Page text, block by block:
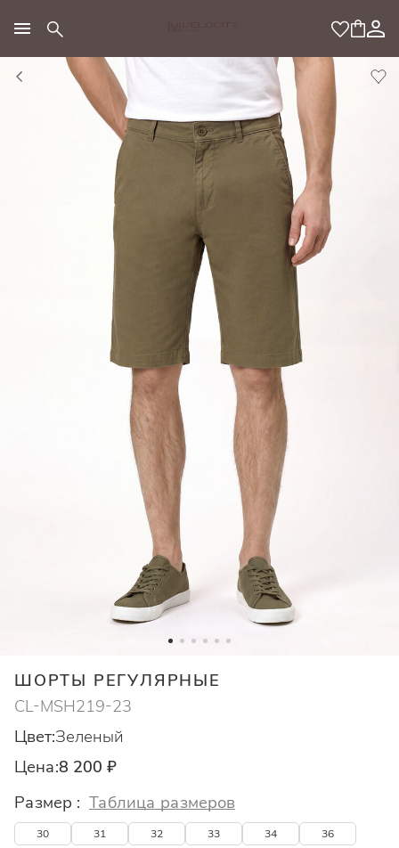
ШОРТЫ РЕГУЛЯРНЫЕ
CL-MSH219-23
Цвет:Зеленый
Цена:8 200 ₽
Размер : Таблица размеров
30
31
32
33
34 36